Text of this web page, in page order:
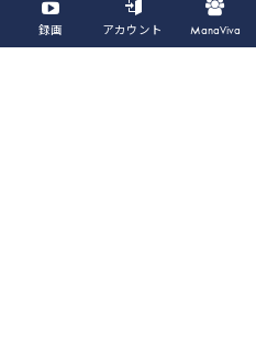
録画 アカウント ManaViva